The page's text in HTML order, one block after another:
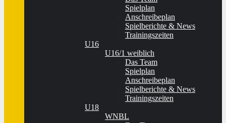
Spielplan
Anschreibeplan
Spielberichte & News
Trainingszeiten
U16
U16/1 weiblich
Das Team
Spielplan
Anschreibeplan
Spielberichte & News
Trainingszeiten
U18
WNBL